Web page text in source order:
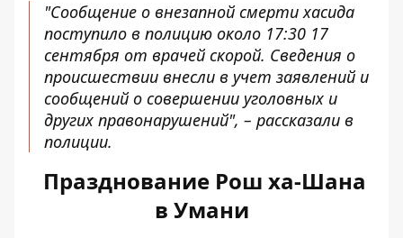
"Сообщение о внезапной смерти хасида
поступило в полицию около 17:30 17
сентября от врачей скорой. Сведения о
происшествии внесли в учет заявлений и
сообщений о совершении уголовных и
других правонарушений", – рассказали в
полиции.
Празднование Рош ха-Шана
в Умани